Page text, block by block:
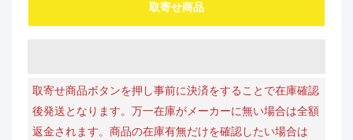
取寄せ商品
取寄せ商品ボタンを押し事前に決済をすることで在庫確認
後発送となります。万一在庫がメーカーに無い場合は全額
返金されます。商品の在庫有無だけを確認したい場合は